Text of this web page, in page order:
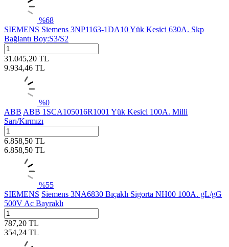
%68
SIEMENS Siemens 3NP1163-1DA10 Yük Kesici 630A. Skp
Bağlantı Boy:S3/S2
31.045,20 TL
9.934,46 TL
%0
ABB ABB 1SCA105016R1001 Yük Kesici 100A. Milli
Sarı/Kırmızı
6.858,50 TL
6.858,50 TL
%55
SIEMENS Siemens 3NA6830 Bıçaklı Sigorta NH00 100A. gL/gG
500V Ac Bayraklı
787,20 TL
354,24 TL